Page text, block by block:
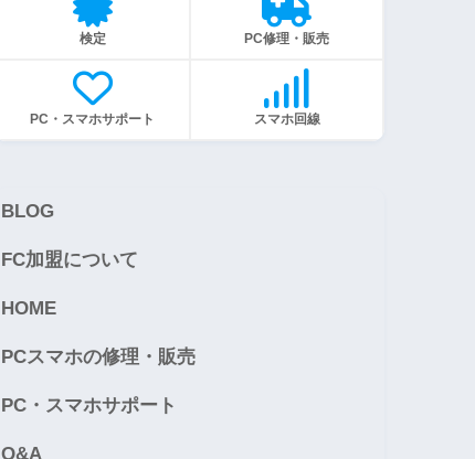
検定 PC修理・販売
PC・スマホサポート スマホ回線
BLOG
FC加盟について
HOME
PCスマホの修理・販売
PC・スマホサポート
Q&A